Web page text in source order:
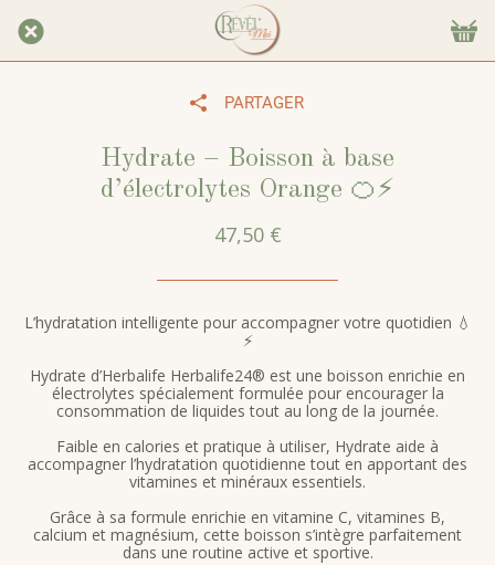
PARTAGER
Hydrate – Boisson à base
d’électrolytes Orange 🍊⚡
47,50 €
L’hydratation intelligente pour accompagner votre quotidien 💧
⚡
Hydrate d’Herbalife Herbalife24® est une boisson enrichie en
électrolytes spécialement formulée pour encourager la
consommation de liquides tout au long de la journée.
Faible en calories et pratique à utiliser, Hydrate aide à
accompagner l’hydratation quotidienne tout en apportant des
vitamines et minéraux essentiels.
Grâce à sa formule enrichie en vitamine C, vitamines B,
calcium et magnésium, cette boisson s’intègre parfaitement
dans une routine active et sportive.